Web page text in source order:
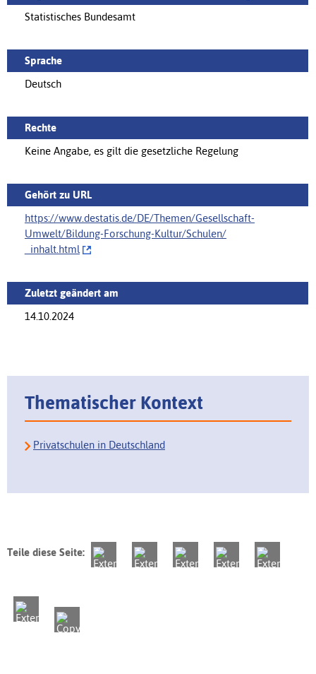
Statistisches Bundesamt
Sprache
Deutsch
Rechte
Keine Angabe, es gilt die gesetzliche Regelung
Gehört zu URL
https://www.destatis.de/DE/Themen/Gesellschaft-
Umwelt/Bildung-Forschung-Kultur/Schulen/‌
_inhalt.html
Zuletzt geändert am
14.10.2024
Thematischer Kontext
Privatschulen in Deutschland
Teile diese Seite: